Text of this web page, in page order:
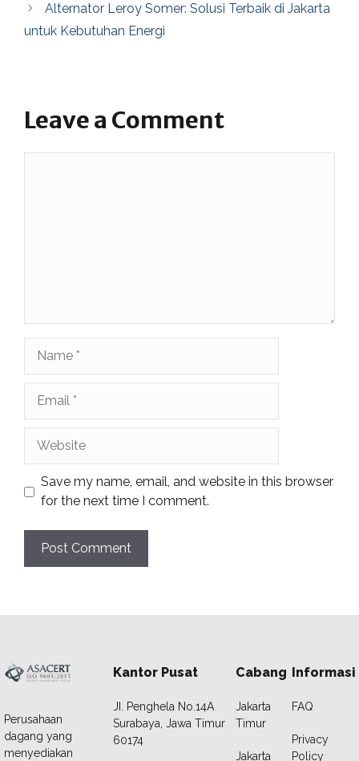
Alternator Leroy Somer: Solusi Terbaik di Jakarta
untuk Kebutuhan Energi
Leave a Comment
Save my name, email, and website in this browser
for the next time I comment.
Perusahaan
dagang yang
menyediakan
Kantor Pusat
JI. Penghela No.14A
Surabaya, Jawa Timur
60174
Cabang
Jakarta
Timur
Jakarta
Informasi
FAQ
Privacy
Policy